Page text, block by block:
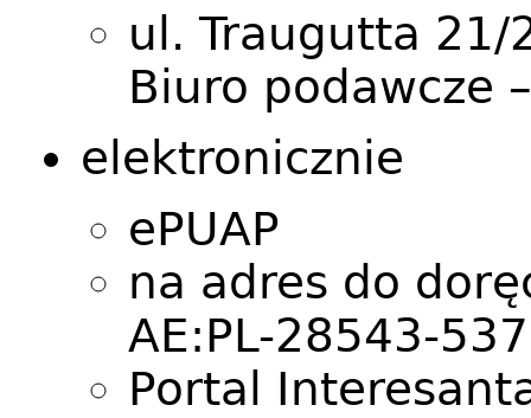
ul. Traugutta 21/
Biuro podawcze
elektronicznie
ePUAP
na adres do
AE:PL-28543-
Portal